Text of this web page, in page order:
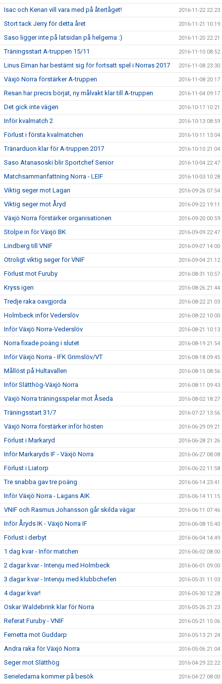
Isac och Kenan vill vara med på återtåget! 2016-11-22 22:23
Stort tack Jerry för detta året 2016-11-21 10:19
Saso ligger inte på latsidan på helgerna :) 2016-11-20 22:21
Träningsstart A-truppen 15/11 2016-11-10 08:52
Linus Eiman har bestämt sig för fortsatt spel i Norras 2017 2016-11-08 23:30
Växjö Norra förstärker A-truppen 2016-11-08 20:17
Resan har precis börjat, ny målvakt klar till A-truppen 2016-11-04 09:17
Det gick inte vägen 2016-10-17 10:21
Inför kvalmatch 2 2016-10-13 08:59
Förlust i första kvalmatchen 2016-10-11 13:04
Tränarduon klar för A-truppen 2017 2016-10-10 21:04
Saso Atanasoski blir Sportchef Senior 2016-10-04 22:47
Matchsammanfattning Norra - LEIF 2016-10-03 10:28
Viktig seger mot Lagan 2016-09-26 07:54
Viktig seger mot Åryd 2016-09-22 19:11
Växjö Norra förstärker organisationen 2016-09-20 00:59
Stolpe in för Växjö BK 2016-09-09 22:47
Lindberg till VNIF 2016-09-07 14:00
Otroligt viktig seger för VNIF 2016-09-04 21:12
Förlust mot Furuby 2016-08-31 10:57
Kryss igen 2016-08-26 21:44
Tredje raka oavgjorda 2016-08-22 21:03
Holmbeck inför Vederslöv 2016-08-22 10:00
Inför Växjö Norra-Vederslöv 2016-08-21 10:13
Norra fixade poäng i slutet 2016-08-19 21:54
Inför Växjö Norra - IFK Grimslöv/VT 2016-08-18 09:45
Mållöst på Hultavallen 2016-08-15 08:56
Inför Slätthög-Växjö Norra 2016-08-11 09:43
Växjö Norra träningsspelar mot Åseda 2016-08-02 18:27
Träningsstart 31/7 2016-07-27 13:56
Växjö Norra förstärker inför hösten 2016-06-29 09:21
Förlust i Markaryd 2016-06-28 21:26
Inför Markaryds IF - Växjö Norra 2016-06-27 08:08
Förlust i Liatorp 2016-06-22 11:58
Tre snabba gav tre poäng 2016-06-14 23:41
Inför Växjö Norra - Lagans AIK 2016-06-14 11:15
VNIF och Rasmus Johansson går skilda vägar 2016-06-11 07:46
Inför Åryds IK - Växjö Norra IF 2016-06-08 15:40
Förlust i derbyt 2016-06-04 14:49
1 dag kvar - Inför matchen 2016-06-02 08:00
2 dagar kvar - Intervju med Holmbeck 2016-06-01 09:00
3 dagar kvar - Intervju med klubbchefen 2016-05-31 11:03
4 dagar kvar! 2016-05-30 12:28
Oskar Waldebrink klar för Norra 2016-05-26 21:23
Referat Furuby - VNIF 2016-05-21 15:06
Femetta mot Guddarp 2016-05-13 21:24
Andra raka för Växjö Norra 2016-05-06 21:04
Seger mot Slätthög 2016-04-29 22:22
Serieledarna kommer på besök 2016-04-27 08:00